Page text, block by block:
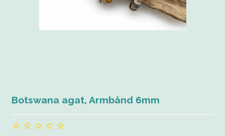
Botswana agat, Armbånd 6mm